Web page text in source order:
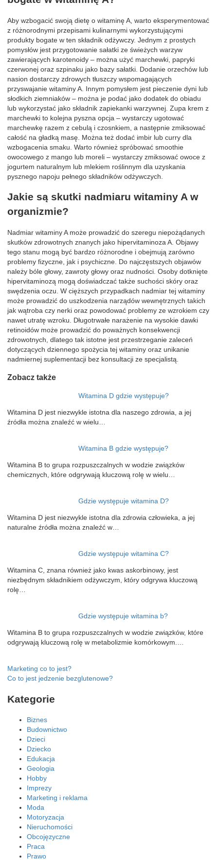
Aby wzbogacić swoją dietę o witaminę A, warto eksperymentować
z różnorodnymi przepisami kulinarnymi wykorzystującymi
produkty bogate w ten składnik odżywczy. Jednym z prostych
pomysłów jest przygotowanie sałatki ze świeżych warzyw
zawierających karotenoidy – można użyć marchewki, papryki
czerwonej oraz szpinaku jako bazy sałatki. Dodanie orzechów lub
nasion dostarczy zdrowych tłuszczy wspomagających
przyswajanie witaminy A. Innym pomysłem jest pieczenie dyni lub
słodkich ziemniaków – można je podać jako dodatek do obiadu
lub wykorzystać jako składnik zapiekanki warzywnej. Zupa krem z
marchewki to kolejna pyszna opcja – wystarczy ugotować
marchewkę razem z cebulą i czosnkiem, a następnie zmiksować
całość na gładką masę. Można też dodać imbir lub curry dla
wzbogacenia smaku. Warto również spróbować smoothie
owocowego z mango lub moreli – wystarczy zmiksować owoce z
jogurtem naturalnym lub mlekiem roślinnym dla uzyskania
pysznego napoju pełnego składników odżywczych.
Jakie są skutki nadmiaru witaminy A w
organizmie?
Nadmiar witaminy A może prowadzić do szeregu niepożądanych
skutków zdrowotnych znanych jako hipervitaminoza A. Objawy
tego stanu mogą być bardzo różnorodne i obejmują zarówno
problemy fizyczne, jak i psychiczne. Do najczęstszych objawów
należy bóle głowy, zawroty głowy oraz nudności. Osoby dotknięte
hipervitaminozą mogą doświadczać także suchości skóry oraz
swędzenia oczu. W cięższych przypadkach nadmiar tej witaminy
może prowadzić do uszkodzenia narządów wewnętrznych takich
jak wątroba czy nerki oraz powodować problemy ze wzrokiem czy
nawet utratę wzroku. Długotrwałe narażenie na wysokie dawki
retinoidów może prowadzić do poważnych konsekwencji
zdrowotnych, dlatego tak istotne jest przestrzeganie zaleceń
dotyczących dziennego spożycia tej witaminy oraz unikanie
nadmiernej suplementacji bez konsultacji ze specjalistą.
Zobacz także
Witamina D gdzie występuje?
Witamina D jest niezwykle istotna dla naszego zdrowia, a jej
źródła można znaleźć w wielu…
Witamina B gdzie występuje?
Witamina B to grupa rozpuszczalnych w wodzie związków
chemicznych, które odgrywają kluczową rolę w wielu…
Gdzie występuje witamina D?
Witamina D jest niezwykle istotna dla zdrowia człowieka, a jej
naturalne źródła można znaleźć w…
Gdzie występuje witamina C?
Witamina C, znana również jako kwas askorbinowy, jest
niezbędnym składnikiem odżywczym, który odgrywa kluczową
rolę…
Gdzie występuje witamina b?
Witamina B to grupa rozpuszczalnych w wodzie związków, które
odgrywają kluczową rolę w metabolizmie komórkowym.…
Nawigacja
wpisu
Marketing co to jest?
Co to jest jedzenie bezglutenowe?
Kategorie
Biznes
Budownictwo
Dzieci
Dziecko
Edukacja
Geologia
Hobby
Imprezy
Marketing i reklama
Moda
Motoryzacja
Nieruchomości
Obcojęzyczne
Praca
Prawo